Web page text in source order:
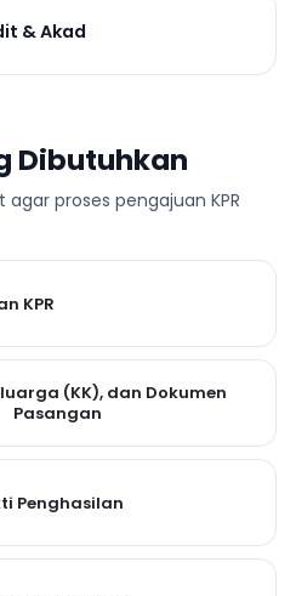
& Akad
Dibutuhkan
proses pengajuan KPR
KPR
(KK), dan Dokumen
Pasangan
Penghasilan